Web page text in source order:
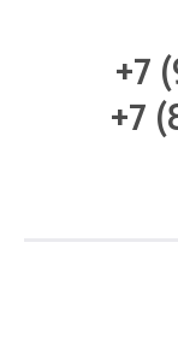
+7
+7